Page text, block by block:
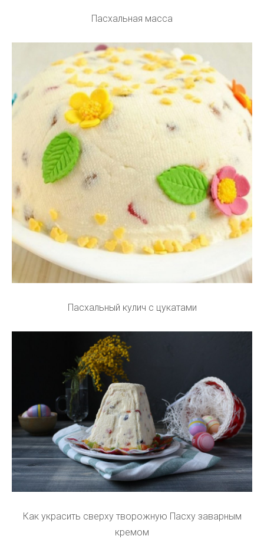
Пасхальная масса
Пасхальный кулич с цукатами
Как украсить сверху творожную Пасху заварным
кремом